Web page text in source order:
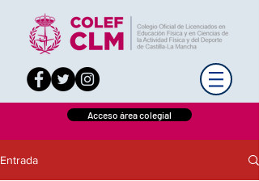
Acceso área colegial
Entrada